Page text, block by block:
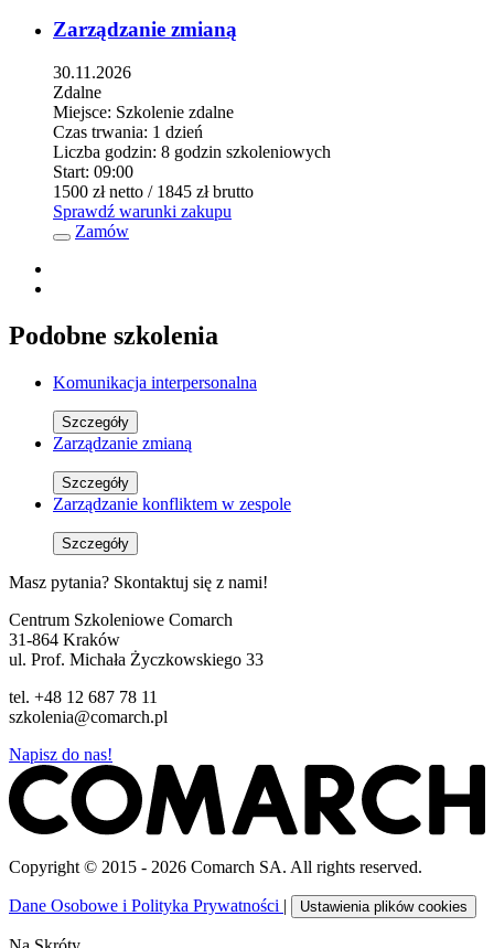
Zarządzanie zmianą
30.11.2026
Zdalne
Miejsce: Szkolenie zdalne
Czas trwania: 1 dzień
Liczba godzin: 8 godzin szkoleniowych
Start: 09:00
1500 złnetto / 1845 złbrutto
Sprawdź warunki zakupu
Zamów
Podobne szkolenia
Komunikacja interpersonalna
Szczegóły
Zarządzanie zmianą
Szczegóły
Zarządzanie konfliktem w zespole
Szczegóły
Masz pytania? Skontaktuj się z nami!
Centrum Szkoleniowe Comarch
31-864 Kraków
ul. Prof. Michała Życzkowskiego 33
tel. +48 12 687 78 11
szkolenia@comarch.pl
Napisz do nas!
Copyright © 2015 - 2026 Comarch SA. All rights reserved.
Dane Osobowe i Polityka Prywatności | Ustawienia plików cookies